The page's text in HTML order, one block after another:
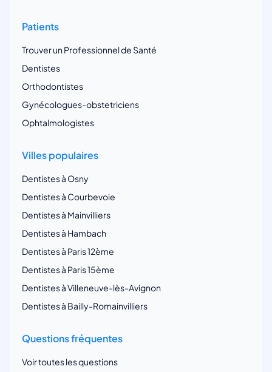
Patients
Trouver un Professionnel de Santé
Dentistes
Orthodontistes
Gynécologues-obstetriciens
Ophtalmologistes
Villes populaires
Dentistes à Osny
Dentistes à Courbevoie
Dentistes à Mainvilliers
Dentistes à Hambach
Dentistes à Paris 12ème
Dentistes à Paris 15ème
Dentistes à Villeneuve-lès-Avignon
Dentistes à Bailly-Romainvilliers
Questions fréquentes
Voir toutes les questions